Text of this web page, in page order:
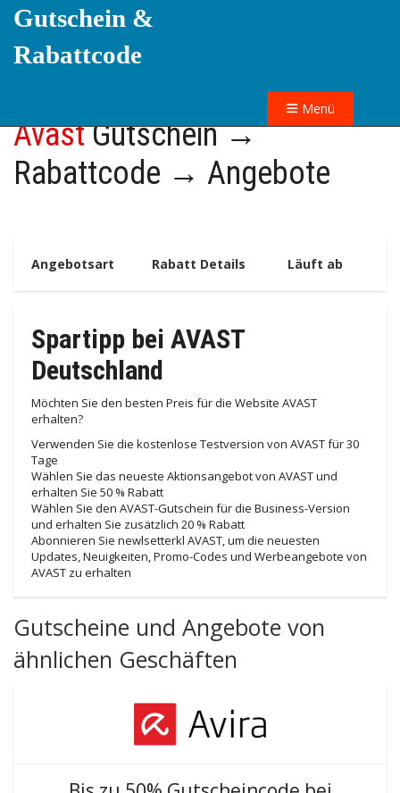
Gutschein &
Rabattcode
Menü
AvastGutschein →
Rabattcode → Angebote
Angebotsart Rabatt Details Läuft ab
Spartipp bei AVAST
Deutschland
Möchten Sie den besten Preis für die Website AVAST
erhalten?
Verwenden Sie die kostenlose Testversion von AVAST für 30
Tage
Wählen Sie das neueste Aktionsangebot von AVAST und
erhalten Sie 50 % Rabatt
Wählen Sie den AVAST-Gutschein für die Business-Version
und erhalten Sie zusätzlich 20 % Rabatt
Abonnieren Sie newlsetterkl AVAST, um die neuesten
Updates, Neuigkeiten, Promo-Codes und Werbeangebote von
AVAST zu erhalten
Gutscheine und Angebote von
ähnlichen Geschäften